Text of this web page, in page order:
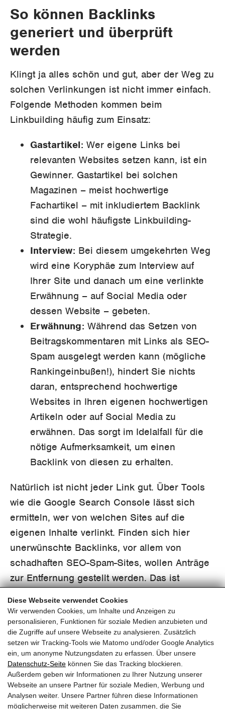
Diese Webseite verwendet Cookies
Wir verwenden Cookies, um Inhalte und Anzeigen zu
personalisieren, Funktionen für soziale Medien anzubieten und
die Zugriffe auf unsere Webseite zu analysieren. Zusätzlich
setzen wir Tracking-Tools wie Matomo und/oder Google Analytics
ein, um anonyme Nutzungsdaten zu erfassen. Über unsere
Datenschutz-Seite können Sie das Tracking blockieren.
Außerdem geben wir Informationen zu Ihrer Nutzung unserer
Webseite an unsere Partner für soziale Medien, Werbung und
Analysen weiter. Unsere Partner führen diese Informationen
möglicherweise mit weiteren Daten zusammen, die Sie
So können Backlinks
generiert und überprüft
werden
Klingt ja alles schön und gut, aber der Weg zu
solchen Verlinkungen ist nicht immer einfach.
Folgende Methoden kommen beim
Linkbuilding häufig zum Einsatz:
Gastartikel: Wer eigene Links bei
relevanten Websites setzen kann, ist ein
Gewinner. Gastartikel bei solchen
Magazinen – meist hochwertige
Fachartikel – mit inkludiertem Backlink
sind die wohl häufigste Linkbuilding-
Strategie.
Interview: Bei diesem umgekehrten Weg
wird eine Koryphäe zum Interview auf
Ihrer Site und danach um eine verlinkte
Erwähnung – auf Social Media oder
dessen Website – gebeten.
Erwähnung: Während das Setzen von
Beitragskommentaren mit Links als SEO-
Spam ausgelegt werden kann (mögliche
Rankingeinbußen!), hindert Sie nichts
daran, entsprechend hochwertige
Websites in Ihren eigenen hochwertigen
Artikeln oder auf Social Media zu
erwähnen. Das sorgt im Idelalfall für die
nötige Aufmerksamkeit, um einen
Backlink von diesen zu erhalten.
Natürlich ist nicht jeder Link gut. Über Tools
wie die Google Search Console lässt sich
ermitteln, wer von welchen Sites auf die
eigenen Inhalte verlinkt. Finden sich hier
unerwünschte Backlinks, vor allem von
schadhaften SEO-Spam-Sites, wollen Anträge
zur Entfernung gestellt werden. Das ist
pinzweb.at GmbH & Co KG
Raiffeisenstraße 4, 5671 Bruck an der Glocknerstraße
Rögergasse 36/6, 1090 Wien